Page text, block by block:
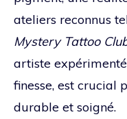
ateliers reconnus
Mystery Tattoo
artiste
finesse, est crucial
durable et soigné.